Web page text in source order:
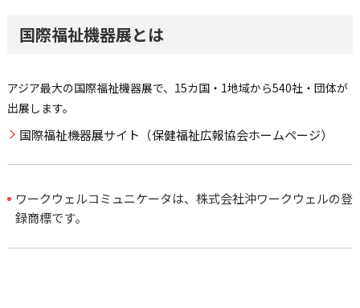
国際福祉機器展とは
アジア最大の国際福祉機器展で、15カ国・1地域から540社・団体が
出展します。
国際福祉機器展サイト（保健福祉広報協会ホームページ）
ワークウェルコミュニケータは、株式会社沖ワークウェルの登
録商標です。